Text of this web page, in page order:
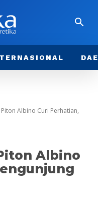
Albino Curi Perhatian,
Albino